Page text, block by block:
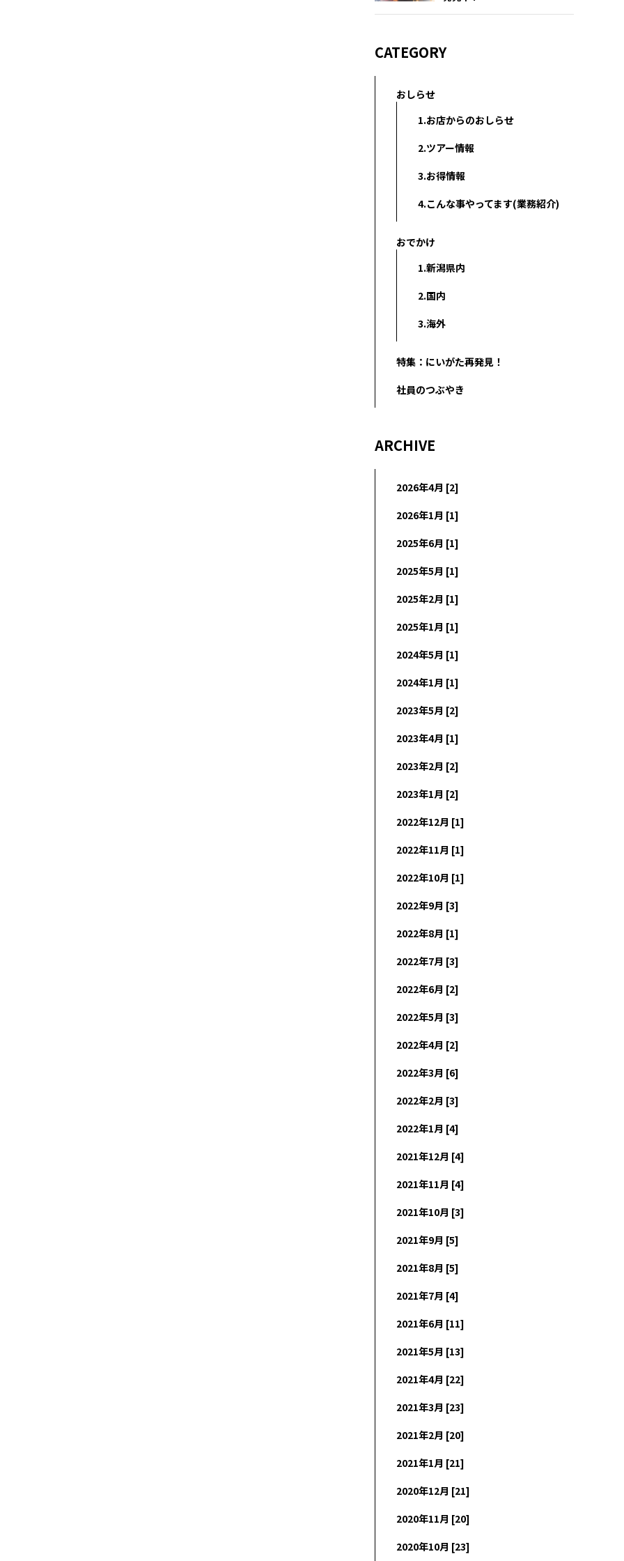
CATEGORY
おしらせ
1.お店からのおしらせ
2.ツアー情報
3.お得情報
4.こんな事やってます(業務紹介)
おでかけ
1.新潟県内
2.国内
3.海外
特集：にいがた再発見！
社員のつぶやき
ARCHIVE
2026年4月 [2]
2026年1月 [1]
2025年6月 [1]
2025年5月 [1]
2025年2月 [1]
2025年1月 [1]
2024年5月 [1]
2024年1月 [1]
2023年5月 [2]
2023年4月 [1]
2023年2月 [2]
2023年1月 [2]
2022年12月 [1]
2022年11月 [1]
2022年10月 [1]
2022年9月 [3]
2022年8月 [1]
2022年7月 [3]
2022年6月 [2]
2022年5月 [3]
2022年4月 [2]
2022年3月 [6]
2022年2月 [3]
2022年1月 [4]
2021年12月 [4]
2021年11月 [4]
2021年10月 [3]
2021年9月 [5]
2021年8月 [5]
2021年7月 [4]
2021年6月 [11]
2021年5月 [13]
2021年4月 [22]
2021年3月 [23]
2021年2月 [20]
2021年1月 [21]
2020年12月 [21]
2020年11月 [20]
2020年10月 [23]